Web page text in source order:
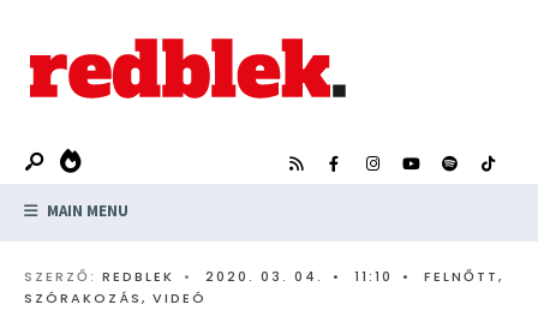
content
MAIN MENU
SZERZŐ: REDBLEK • 2020. 03. 04. • 11:10 • FELNŐTT,
SZÓRAKOZÁS, VIDEÓ